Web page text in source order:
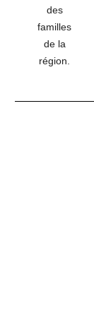
des
familles
de la
région.